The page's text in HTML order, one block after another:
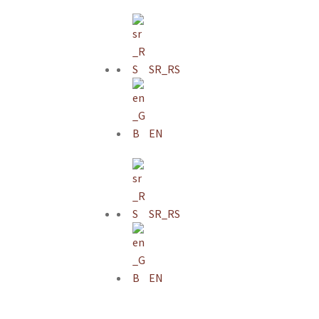
SR_RS
EN
SR_RS
EN